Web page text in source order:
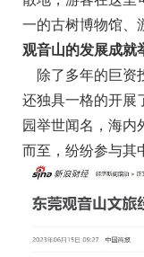
一的古树博物馆、
观音山的发展成就
除了多年的巨资
还独具一格的开展
园举世闻名，海内
而至，纷纷参与其